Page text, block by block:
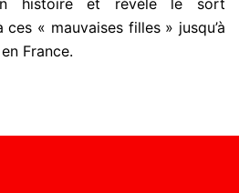
« mauvaises filles » jusqu’à
France.